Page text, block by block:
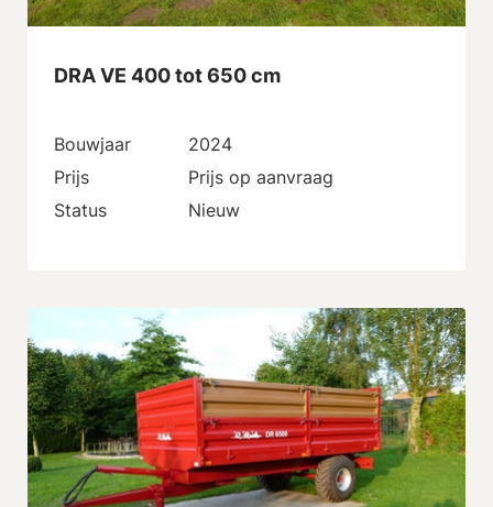
DRA VE 400 tot 650 cm
Bouwjaar
2024
Prijs
Prijs op aanvraag
Status
Nieuw